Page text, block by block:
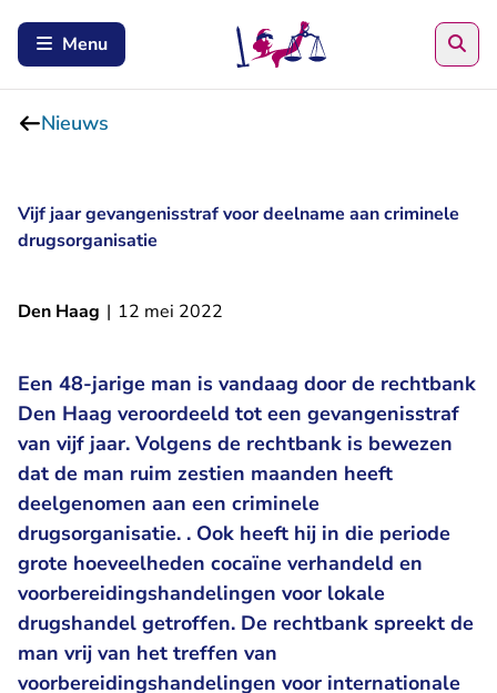
Menu
Nieuws
Vijf jaar gevangenisstraf voor deelname aan criminele
drugsorganisatie
Den Haag | 12 mei 2022
Een 48-jarige man is vandaag door de rechtbank
Den Haag veroordeeld tot een gevangenisstraf
van vijf jaar. Volgens de rechtbank is bewezen
dat de man ruim zestien maanden heeft
deelgenomen aan een criminele
drugsorganisatie. . Ook heeft hij in die periode
grote hoeveelheden cocaïne verhandeld en
voorbereidingshandelingen voor lokale
drugshandel getroffen. De rechtbank spreekt de
man vrij van het treffen van
voorbereidingshandelingen voor internationale